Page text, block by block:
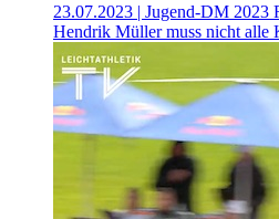
23.07.2023 | Jugend-DM 2023
Hendrik Müller muss nicht alle